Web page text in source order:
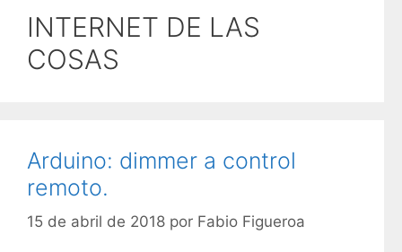
INTERNET DE LAS
COSAS
Arduino: dimmer a control
remoto.
15 de abril de 2018 por Fabio Figueroa